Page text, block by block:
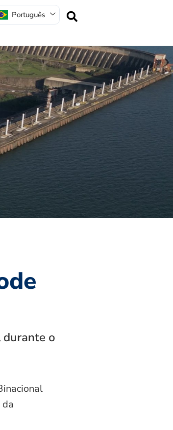
Português
durante o